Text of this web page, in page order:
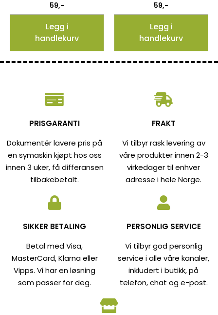
59,-
Legg i
handlekurv
59,-
Legg i
handlekurv
PRISGARANTI
Dokumentér lavere pris på
en symaskin kjøpt hos oss
innen 3 uker, få differansen
tilbakebetalt.
FRAKT
Vi tilbyr rask levering av
våre produkter innen 2-3
virkedager til enhver
adresse i hele Norge.
SIKKER BETALING
Betal med Visa,
MasterCard, Klarna eller
Vipps. Vi har en løsning
som passer for deg.
PERSONLIG SERVICE
Vi tilbyr god personlig
service i alle våre kanaler,
inkludert i butikk, på
telefon, chat og e-post.